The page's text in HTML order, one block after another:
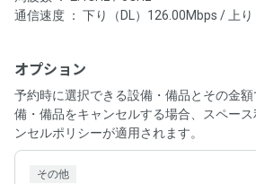
通信速度 ： 下り（DL）126.00Mbps / 上
オプション
予約時に選択できる設備・備品とその金
備・備品をキャンセルする場合、スペー
ンセルポリシーが適用されます。
その他